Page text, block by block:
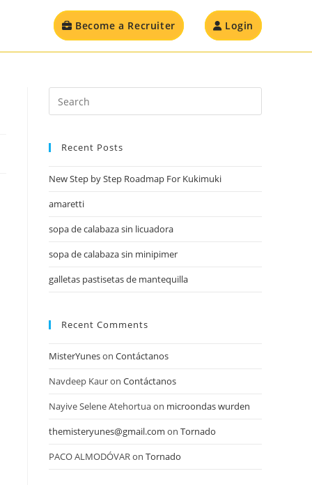
Become a Recruiter Login
Recent Posts
New Step by Step Roadmap For Kukimuki
amaretti
sopa de calabaza sin licuadora
sopa de calabaza sin minipimer
galletas pastisetas de mantequilla
Recent Comments
MisterYuneson Contáctanos
Navdeep Kauron Contáctanos
Nayive Selene Atehortuaon microondas wurden
themisteryunes@gmail.com on Tornado
PACO ALMODÓVARon Tornado